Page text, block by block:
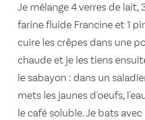
Je mélange 4 verres de lait,
farine fluide Francine et 1
cuire les crêpes dans une
chaude et je les tiens
le sabayon : dans un
mets les jaunes d'oeufs,
le café soluble. Je bats